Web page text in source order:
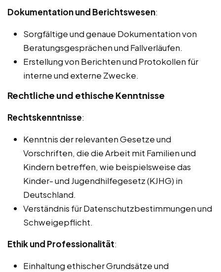
Dokumentation und Berichtswesen:
Sorgfältige und genaue Dokumentation von
Beratungsgesprächen und Fallverläufen.
Erstellung von Berichten und Protokollen für
interne und externe Zwecke.
Rechtliche und ethische Kenntnisse
Rechtskenntnisse:
Kenntnis der relevanten Gesetze und
Vorschriften, die die Arbeit mit Familien und
Kindern betreffen, wie beispielsweise das
Kinder- und Jugendhilfegesetz (KJHG) in
Deutschland.
Verständnis für Datenschutzbestimmungen und
Schweigepflicht.
Ethik und Professionalität:
Einhaltung ethischer Grundsätze und